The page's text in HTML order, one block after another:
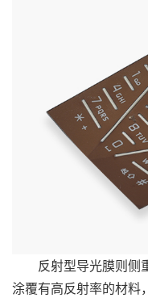
反射型导光膜则侧
涂覆有高反射率的材料